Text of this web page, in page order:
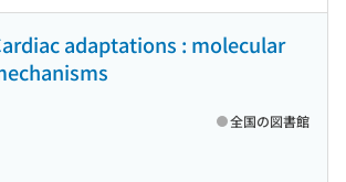
adaptations : molecular
全国の図書館